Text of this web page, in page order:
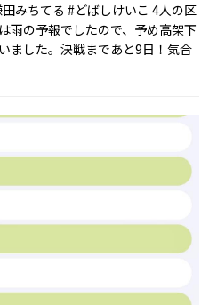
みちてる #どばしけいこ 4人の区
雨の予報でしたので、予め高架下
ました。決戦まであと9日！気合